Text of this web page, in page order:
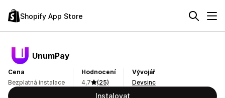
Shopify App Store
UnumPay
Cena
Bezplatná instalace
Hodnocení
4,7
(25)
Vývojář
Devsinc
Instalovat